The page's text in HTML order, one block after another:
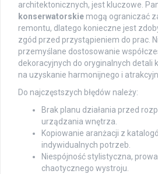
architektonicznych, jest kluczowe.
konserwatorskie mogą ograniczać
remontu, dlatego konieczne jest
zgód przed przystąpieniem do prac.
przemyślane dostosowanie
dekoracyjnych do oryginalnych detali
na uzyskanie harmonijnego i
Do najczęstszych błędów należy:
Brak planu działania przed
urządzania wnętrza.
Kopiowanie aranżacji z
indywidualnych potrzeb.
Niespójność stylistyczna,
chaotycznego wystroju.